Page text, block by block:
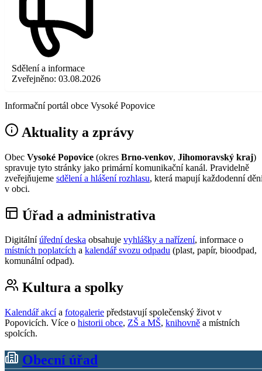
Sdělení a informace
Zveřejněno: 03.08.2026
Informační portál obce Vysoké Popovice
Aktuality a zprávy
Obec Vysoké Popovice (okres Brno-venkov, Jihomoravský kraj)
spravuje tyto stránky jako primární komunikační kanál. Pravidelně
zveřejňujeme sdělení a hlášení rozhlasu, která mapují každodenní
v obci.
Úřad a administrativa
Digitální úřední deska obsahuje vyhlášky a nařízení, informace o
místních poplatcích a kalendář svozu odpadu (plast, papír, bioodpad,
komunální odpad).
Kultura a spolky
Kalendář akcía fotogalerie představují společenský život v
Popovicích. Více o historii obce, ZŠ a MŠ, knihovně a místních
spolcích.
Obecní úřad